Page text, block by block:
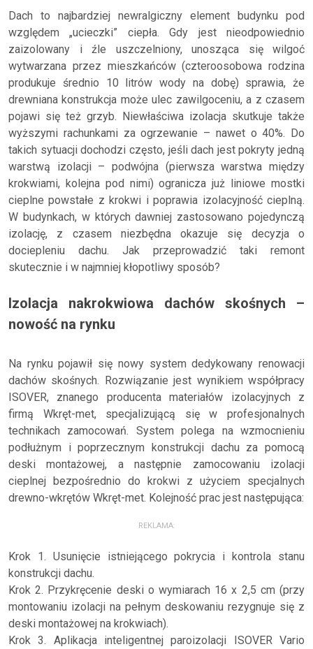
Dach to najbardziej newralgiczny element budynku pod
względem „ucieczki” ciepła. Gdy jest nieodpowiednio
zaizolowany i źle uszczelniony, unosząca się wilgoć
wytwarzana przez mieszkańców (czteroosobowa rodzina
produkuje średnio 10 litrów wody na dobę) sprawia, że
drewniana konstrukcja może ulec zawilgoceniu, a z czasem
pojawi się też grzyb. Niewłaściwa izolacja skutkuje także
wyższymi rachunkami za ogrzewanie – nawet o 40%. Do
takich sytuacji dochodzi często, jeśli dach jest pokryty jedną
warstwą izolacji – podwójna (pierwsza warstwa między
krokwiami, kolejna pod nimi) ogranicza już liniowe mostki
cieplne powstałe z krokwi i poprawia izolacyjność cieplną.
W budynkach, w których dawniej zastosowano pojedynczą
izolację, z czasem niezbędna okazuje się decyzja o
dociepleniu dachu. Jak przeprowadzić taki remont
skutecznie i w najmniej kłopotliwy sposób?
Izolacja nakrokwiowa dachów skośnych –
nowość na rynku
Na rynku pojawił się nowy system dedykowany renowacji
dachów skośnych. Rozwiązanie jest wynikiem współpracy
ISOVER, znanego producenta materiałów izolacyjnych z
firmą Wkręt-met, specjalizującą się w profesjonalnych
technikach zamocowań. System polega na wzmocnieniu
podłużnym i poprzecznym konstrukcji dachu za pomocą
deski montażowej, a następnie zamocowaniu izolacji
cieplnej bezpośrednio do krokwi z użyciem specjalnych
drewno-wkrętów Wkręt-met. Kolejność prac jest następująca:
REKLAMA:
Krok 1. Usunięcie istniejącego pokrycia i kontrola stanu
konstrukcji dachu.
Krok 2. Przykręcenie deski o wymiarach 16 x 2,5 cm (przy
montowaniu izolacji na pełnym deskowaniu rezygnuje się z
deski montażowej na krokwiach).
Krok 3. Aplikacja inteligentnej paroizolacji ISOVER Vario